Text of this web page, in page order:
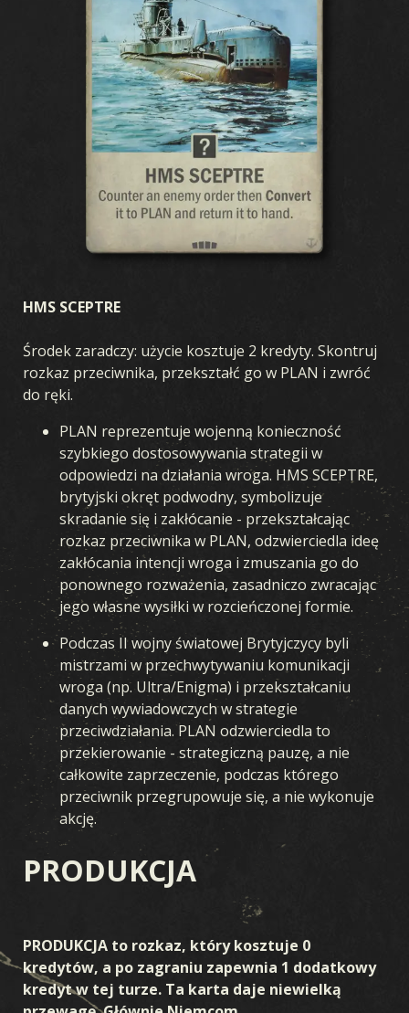
HMS SCEPTRE
Środek zaradczy: użycie kosztuje 2 kredyty. Skontruj
rozkaz przeciwnika, przekształć go w PLAN i zwróć
do ręki.
PLAN reprezentuje wojenną konieczność
szybkiego dostosowywania strategii w
odpowiedzi na działania wroga. HMS SCEPTRE,
brytyjski okręt podwodny, symbolizuje
skradanie się i zakłócanie - przekształcając
rozkaz przeciwnika w PLAN, odzwierciedla ideę
zakłócania intencji wroga i zmuszania go do
ponownego rozważenia, zasadniczo zwracając
jego własne wysiłki w rozcieńczonej formie.
Podczas II wojny światowej Brytyjczycy byli
mistrzami w przechwytywaniu komunikacji
wroga (np. Ultra/Enigma) i przekształcaniu
danych wywiadowczych w strategie
przeciwdziałania. PLAN odzwierciedla to
przekierowanie - strategiczną pauzę, a nie
całkowite zaprzeczenie, podczas którego
przeciwnik przegrupowuje się, a nie wykonuje
akcję.
PRODUKCJA
PRODUKCJA to rozkaz, który kosztuje 0
kredytów, a po zagraniu zapewnia 1 dodatkowy
kredyt w tej turze. Ta karta daje niewielką
GRA
CZYM JEST KARDS
AKADEMIA KARDS
FAQ
KARTY
KOLEKCJA KREATOR TALII TALIE DRAFT